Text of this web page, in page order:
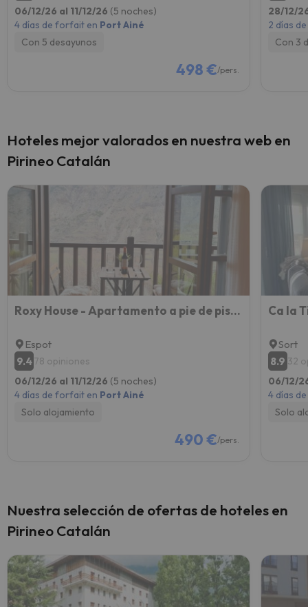
06/12/26 al 11/12/26 (5 noches)
4 días de forfait en Port Ainé
Con 5 desayunos
498 €/pers.
28/12/
2 días
Con 3
Hoteles mejor valorados en nuestra web en
Pirineo Catalán
Roxy House - Apartamento a pie de pistas de Espot
Espot
9.478 opiniones
06/12/26 al 11/12/26 (5 noches)
4 días de forfait en Port Ainé
Solo alojamiento
490 €/pers.
Ca la
Sort
8.9 32
06/12/
4 días
Solo
Nuestra selección de ofertas de hoteles en
Pirineo Catalán